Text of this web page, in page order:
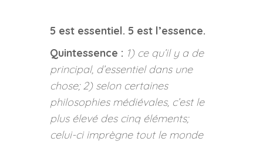
5 est essentiel. 5 est l’essence.
Quintessence : 1) ce qu’il y a de
principal, d’essentiel dans une
chose; 2) selon certaines
philosophies médiévales, c’est le
plus élevé des cinq éléments;
celui-ci imprègne tout le monde